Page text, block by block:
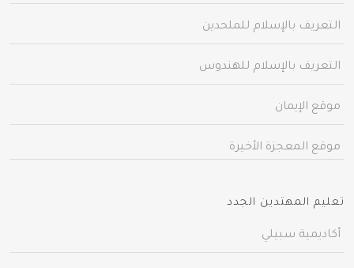
التعريف بالإسلام للملحدين
التعريف بالإسلام للهندوس
موقع الإيمان
موقع المعجزة الأخيرة
تعليم المهتدين الجدد
أكاديمية سبيلي